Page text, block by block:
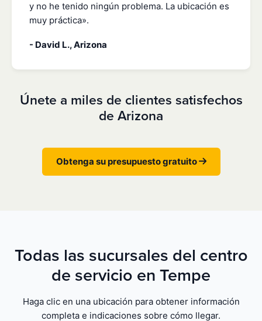
y no he tenido ningún problema. La ubicación es
muy práctica».
- David L., Arizona
Únete a miles de clientes satisfechos
de Arizona
Obtenga su presupuesto gratuito
Todas las sucursales del centro
de servicio en Tempe
Haga clic en una ubicación para obtener información
completa e indicaciones sobre cómo llegar.